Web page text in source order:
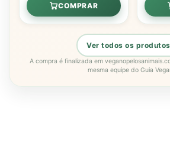
COMPRAR
Ver todos os produtos
A compra é finalizada em
mesma equipe do Guia